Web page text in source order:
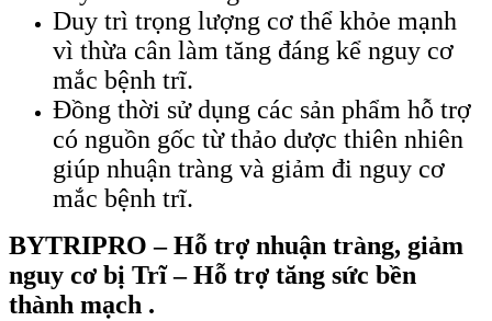
Duy trì trọng lượng cơ thể khỏe mạnh
vì thừa cân làm tăng đáng kể nguy cơ
mắc bệnh trĩ.
Đồng thời sử dụng các sản phẩm hỗ trợ
có nguồn gốc từ thảo dược thiên nhiên
giúp nhuận tràng và giảm đi nguy cơ
mắc bệnh trĩ.
BYTRIPRO –Hỗ trợ nhuận tràng, giảm
nguy cơ bị Trĩ – Hỗ trợ tăng sức bền
thành mạch .